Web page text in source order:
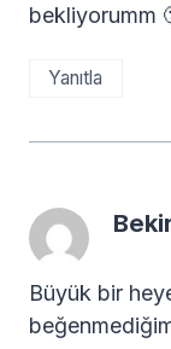
bekliyorumm
Yanıtla
Büyük bir